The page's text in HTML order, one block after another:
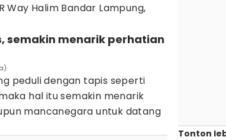
Way Halim Bandar Lampung,
semakin menarik perhatian
peduli dengan tapis seperti
hal itu semakin menarik
mancanegara untuk datang
Tonton